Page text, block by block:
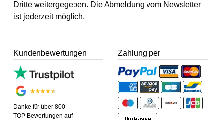
Dritte weitergegeben. Die Abmeldung vom Newsletter
ist jederzeit möglich.
Kundenbewertungen
Danke für über 800
TOP Bewertungen auf
Zahlung per